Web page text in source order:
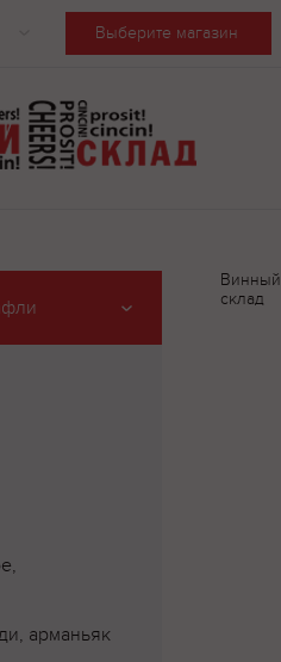
Выберите магазин
арманьяк
Винный
склад